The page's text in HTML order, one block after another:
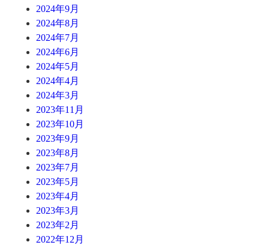
2024年9月
2024年8月
2024年7月
2024年6月
2024年5月
2024年4月
2024年3月
2023年11月
2023年10月
2023年9月
2023年8月
2023年7月
2023年5月
2023年4月
2023年3月
2023年2月
2022年12月